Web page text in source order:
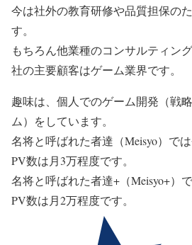
今は社外の教育研修や品質担保の
す。
もちろん他業種のコンサルティン
社の主要顧客はゲーム業界です。
趣味は、個人でのゲーム開発（戦
ム）をしています。
名将と呼ばれた者達（Meisyo）では
PV数は月3万程度です。
名将と呼ばれた者達+（Meisyo+）
PV数は月2万程度です。